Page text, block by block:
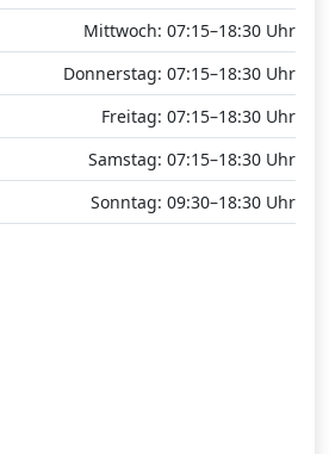
Mittwoch: 07:15–18:30 Uhr
Donnerstag: 07:15–18:30 Uhr
Freitag: 07:15–18:30 Uhr
Samstag: 07:15–18:30 Uhr
Sonntag: 09:30–18:30 Uhr